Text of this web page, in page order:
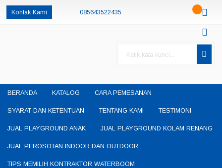
Kontak Kami 085643522435
BERANDA KATALOG CARA PEMESANAN
SYARAT DAN KETENTUAN TENTANG KAMI TESTIMONI
JUAL PLAYGROUND ANAK JUAL PLAYGROUND KOLAM RENANG
JUAL PEROSOTAN INDOOR DAN OUTDOOR
TIPS MEMILIH KONTRAKTOR WATERBOOM